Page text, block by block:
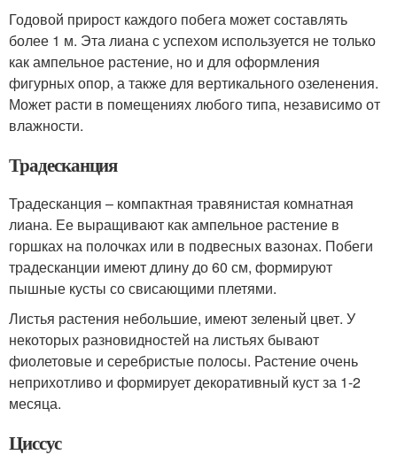
Годовой прирост каждого побега может составлять
более 1 м. Эта лиана с успехом используется не только
как ампельное растение, но и для оформления
фигурных опор, а также для вертикального озеленения.
Может расти в помещениях любого типа, независимо от
влажности.
Традесканция
Традесканция – компактная травянистая комнатная
лиана. Ее выращивают как ампельное растение в
горшках на полочках или в подвесных вазонах. Побеги
традесканции имеют длину до 60 см, формируют
пышные кусты со свисающими плетями.
Листья растения небольшие, имеют зеленый цвет. У
некоторых разновидностей на листьях бывают
фиолетовые и серебристые полосы. Растение очень
неприхотливо и формирует декоративный куст за 1-2
месяца.
Циссус